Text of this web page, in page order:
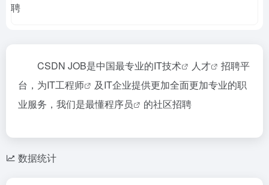
CSDN JOB是中国最专业的IT技术 人才
招聘平
台，为IT工程师
及IT企业提供更加全面更加专业的职
业服务，我们是最懂程序员 的社区招聘
数据统计